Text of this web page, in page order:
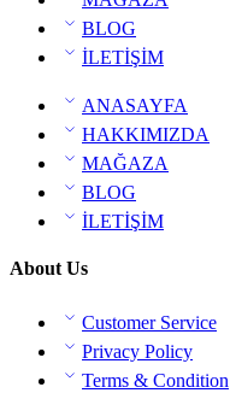
BLOG
İLETİŞİM
ANASAYFA
HAKKIMIZDA
MAĞAZA
BLOG
İLETİŞİM
About Us
Customer Service
Privacy Policy
Terms & Condition